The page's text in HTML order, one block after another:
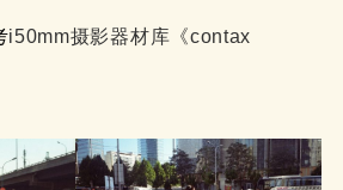
i50mm摄影器材库《contax